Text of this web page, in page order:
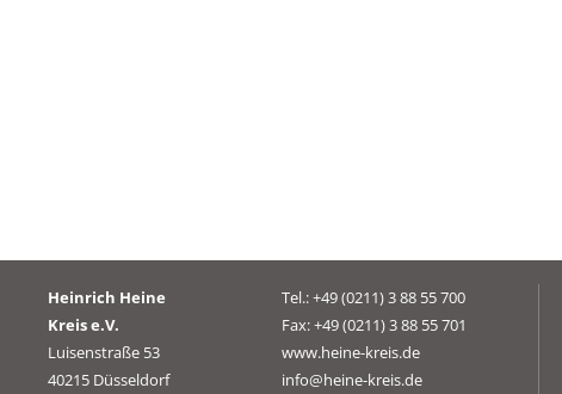
Heinrich Heine
Kreis e.V.
Luisenstraße 53
40215 Düsseldorf
Tel.: +49 (0211) 3 88 55 700
Fax: +49 (0211) 3 88 55 701
www.heine-kreis.de
info@heine-kreis.de